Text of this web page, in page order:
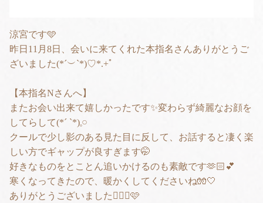
涼宮です🩵
昨日11月8日、会いに来てくれた本指名さんありがとうご
ざいました(*´︶`*)♡*.+ﾟ
【本指名Nさんへ】
またお会い出来て嬉しかったです✨変わらず綺麗なお顔を
してらして(*´ `*)𓈒𓏸︎︎︎︎
クールで少し影のある見た目に反して、お話すると凄く楽
しい方でギャップが良すぎます🤭
好きなものをとことん追いかけるのも素敵です🫶🏻︎💕︎︎
寒くなってきたので、暖かくしてくださいね🧤🤍
ありがとうございました🙇🏻‍♀️‪‪🩷